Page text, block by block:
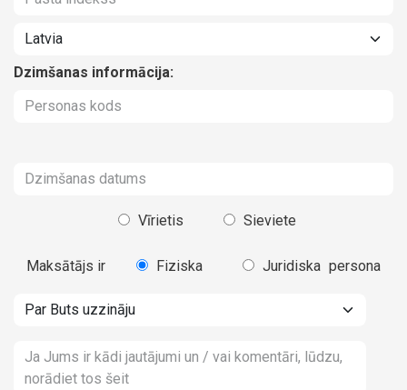
Dzimšanas informācija:
Vīrietis Sieviete
Maksātājs ir Fiziska Juridiska persona